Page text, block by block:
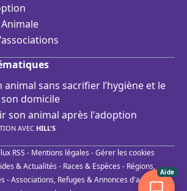
sans sacrifier l’hygiène et le
domicile
son animal après l'adoption
AVEC HILL'S
RSS - Mentions légales -Gérer les cookies
& Actualités - Races & Espèces - Régions,
-Associations, Refuges & Annonces d'adoptions-
Aide